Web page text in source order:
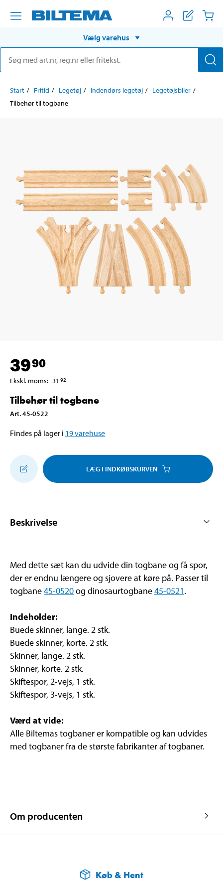
Vælg varehus
Start Fritid Legetøj Indendørs legetøj
Legetøjsbiler
Tilbehør til togbane
3990
Ekskl. moms: 31 92
Tilbehør til togbane
Art.45-0522
Findes på lager i 19varehuse
LÆG I INDKØBSKURVEN
Beskrivelse
Med dette sæt kan du udvide din togbane og få spor,
der er endnu længere og sjovere at køre på. Passer til
togbane45-0520og dinosaurtogbane45-0521.
Indeholder:
Buede skinner, lange. 2 stk.
Buede skinner, korte. 2 stk.
Skinner, lange. 2 stk.
Skinner, korte. 2 stk.
Skiftespor, 2-vejs, 1 stk.
Skiftespor, 3-vejs, 1 stk.
Værd at vide:
Alle Biltemas togbaner er kompatible og kan udvides
med togbaner fra de største fabrikanter af togbaner.
Om producenten
Køb & Hent